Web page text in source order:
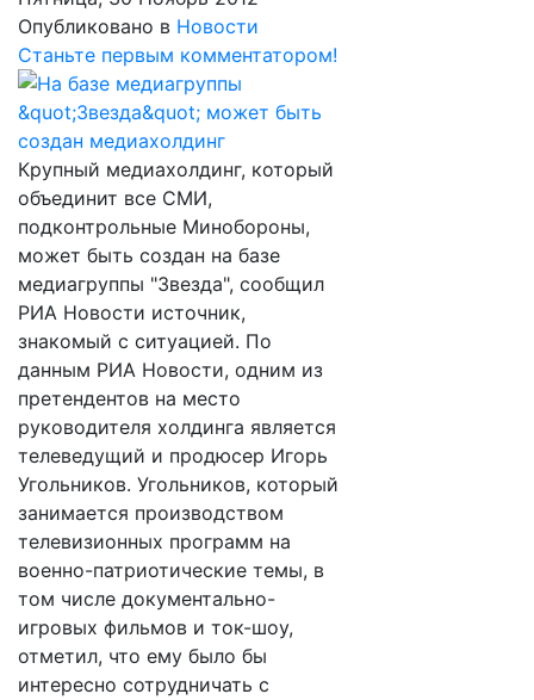
Опубликовано в Новости
Станьте первым комментатором!
Крупный медиахолдинг, который
объединит все СМИ,
подконтрольные Минобороны,
может быть создан на базе
медиагруппы "Звезда", сообщил
РИА Новости источник,
знакомый с ситуацией. По
данным РИА Новости, одним из
претендентов на место
руководителя холдинга является
телеведущий и продюсер Игорь
Угольников. Угольников, который
занимается производством
телевизионных программ на
военно-патриотические темы, в
том числе документально-
игровых фильмов и ток-шоу,
отметил, что ему было бы
интересно сотрудничать с